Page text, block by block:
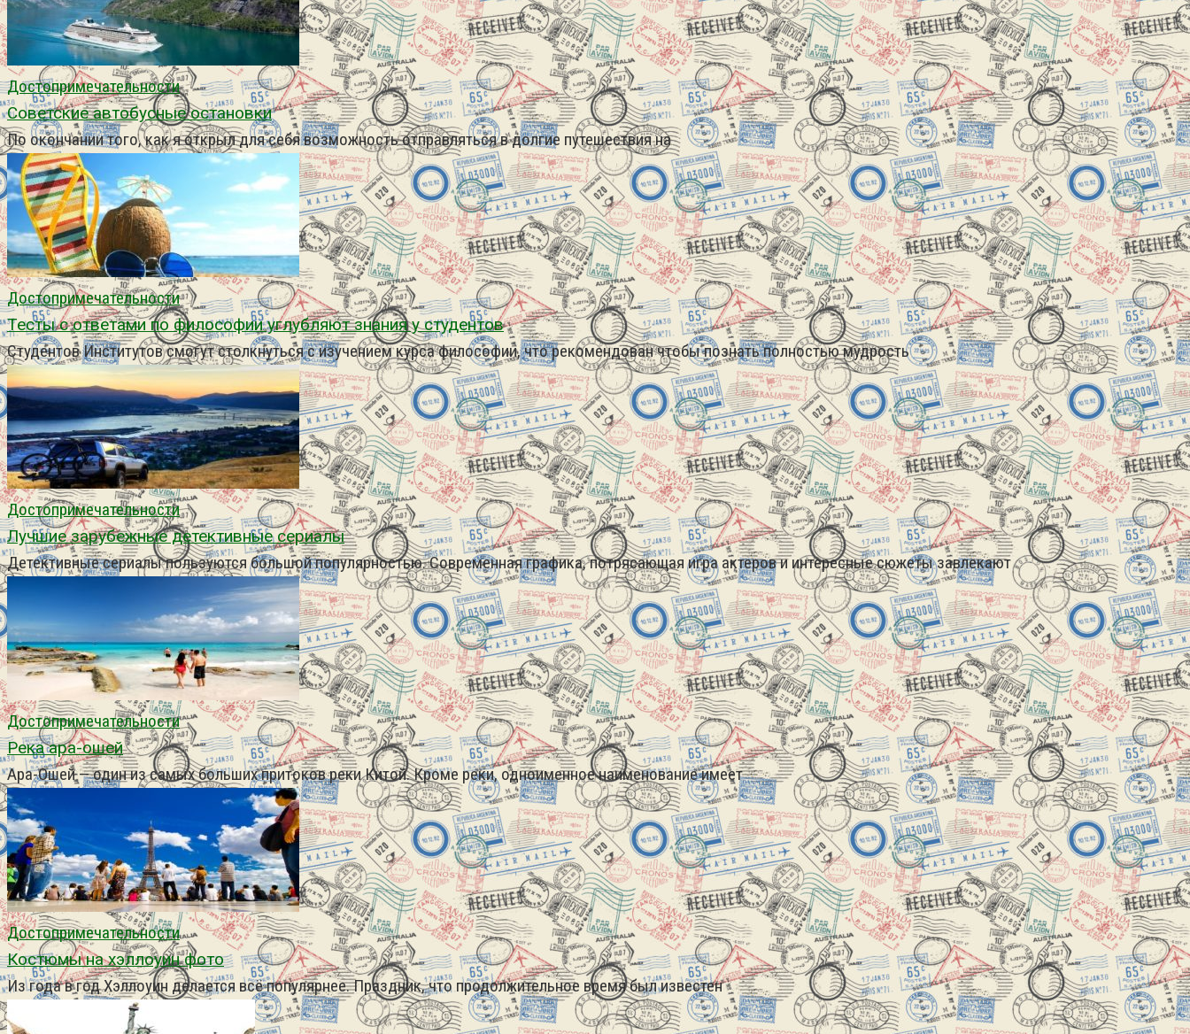
Достопримечательности
Советские автобусные остановки
По окончании того, как я открыл для себя возможность отправляться в долгие путешествия на
Достопримечательности
Тесты с ответами по философии углубляют знания у студентов
Студентов Институтов смогут столкнуться с изучением курса философии, что рекомендован чтобы познать полностью мудрость
Достопримечательности
Лучшие зарубежные детективные сериалы
Детективные сериалы пользуются большой популярностью. Современная графика, потрясающая игра актеров и интересные сюжеты завлекают
Достопримечательности
Река ара-ошей
Ара-Ошей — один из самых больших притоков реки Китой. Кроме реки, одноименное наименование имеет
Достопримечательности
Костюмы на хэллоуин фото
Из года в год Хэллоуин делается всё популярнее. Праздник, что продолжительное время был известен